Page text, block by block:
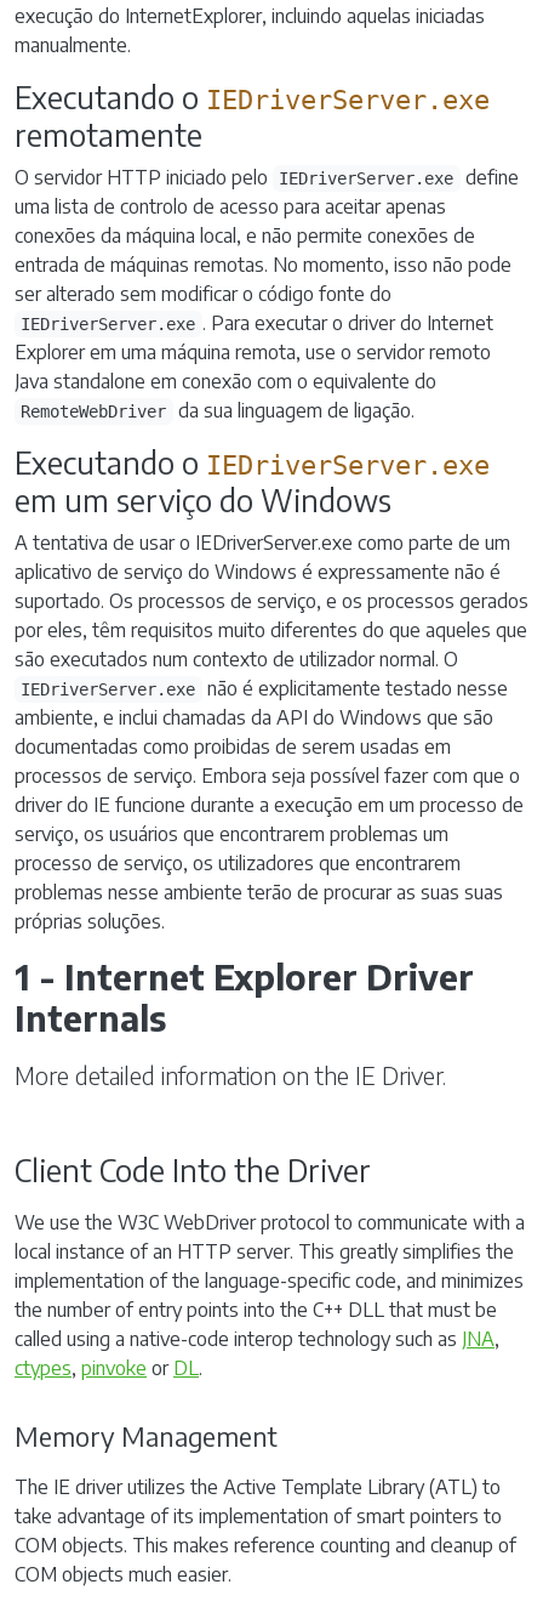
execução do InternetExplorer, incluindo aquelas iniciadas
manualmente.
Executando o IEDriverServer.exe
remotamente
O servidor HTTP iniciado pelo IEDriverServer.exe
define
uma lista de controlo de acesso para aceitar apenas
conexões da máquina local, e não permite conexões de
entrada de máquinas remotas. No momento, isso não pode
ser alterado sem modificar o código fonte do
IEDriverServer.exe . Para executar o driver do Internet
Explorer em uma máquina remota, use o servidor remoto
Java standalone em conexão com o equivalente do
RemoteWebDriver da sua linguagem de ligação.
Executando o IEDriverServer.exe
em um serviço do Windows
A tentativa de usar o IEDriverServer.exe como parte de um
aplicativo de serviço do Windows é expressamente não é
suportado. Os processos de serviço, e os processos gerados
por eles, têm requisitos muito diferentes do que aqueles que
são executados num contexto de utilizador normal. O
IEDriverServer.exe
não é explicitamente testado nesse
ambiente, e inclui chamadas da API do Windows que são
documentadas como proibidas de serem usadas em
processos de serviço. Embora seja possível fazer com que o
driver do IE funcione durante a execução em um processo de
serviço, os usuários que encontrarem problemas um
processo de serviço, os utilizadores que encontrarem
problemas nesse ambiente terão de procurar as suas suas
próprias soluções.
1 - Internet Explorer Driver
Internals
More detailed information on the IE Driver.
Client Code Into the Driver
We use the W3C WebDriver protocol to communicate with a
local instance of an HTTP server. This greatly simplifies the
implementation of the language-specific code, and minimizes
the number of entry points into the C++ DLL that must be
called using a native-code interop technology such as JNA,
ctypes, pinvoke or DL.
Memory Management
The IE driver utilizes the Active Template Library (ATL) to
take advantage of its implementation of smart pointers to
COM objects. This makes reference counting and cleanup of
COM objects much easier.